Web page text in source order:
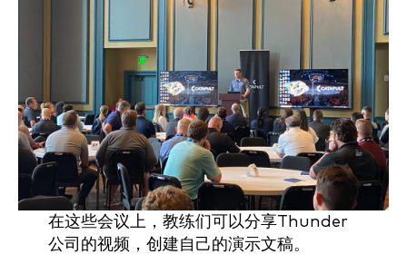
在这些会议上，教练们可以分享Thunder
公司的视频，创建自己的演示文稿。